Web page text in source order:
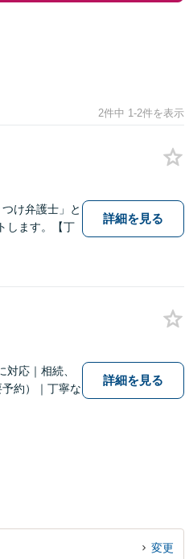
2件中 1-2件を表示
け弁護士」と
します。【丁
詳細を見る
応｜相続、
約）｜丁寧な
詳細を見る
変更